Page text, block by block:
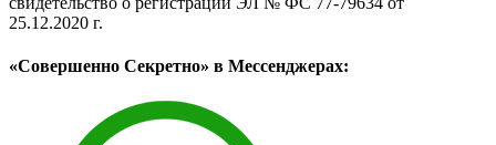
25.12.2020 г.
«Совершенно Секретно» в Мессенджерах: